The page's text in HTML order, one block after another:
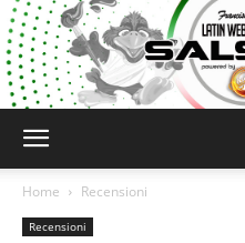
Home Recensioni
Recensioni